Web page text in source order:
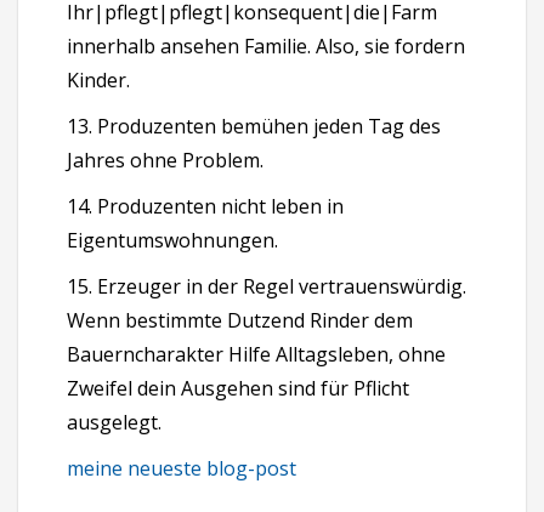
Ihr|pflegt|pflegt|konsequent|die|Farm
innerhalb ansehen Familie. Also, sie fordern
Kinder.
13. Produzenten bemühen jeden Tag des
Jahres ohne Problem.
14. Produzenten nicht leben in
Eigentumswohnungen.
15. Erzeuger in der Regel vertrauenswürdig.
Wenn bestimmte Dutzend Rinder dem
Bauerncharakter Hilfe Alltagsleben, ohne
Zweifel dein Ausgehen sind für Pflicht
ausgelegt.
meine neueste blog-post